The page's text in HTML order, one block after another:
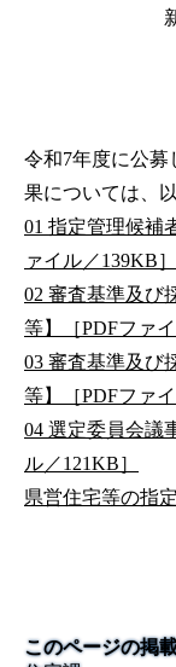
令和7年度に公
果については、
01 指定管理候補
ァイル／139KB］
02 審査基準及び
等】［PDFファ
03 審査基準及び
等】［PDFファ
04 選定委員会議
ル／121KB］
県営住宅等の指
このページの掲